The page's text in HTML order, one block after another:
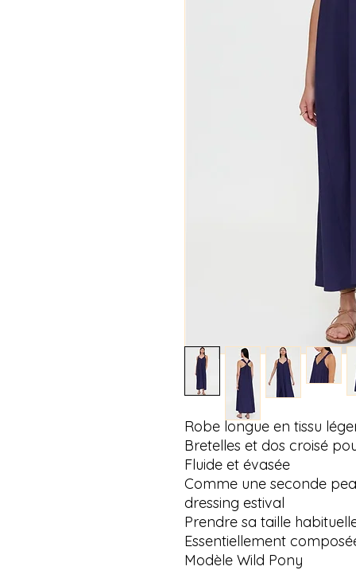
Robe longue en tissu
Bretelles et dos croisé
Fluide et évasée
Comme une seconde
dressing estival
Prendre sa taille
Essentiellement
Modèle Wild Pony